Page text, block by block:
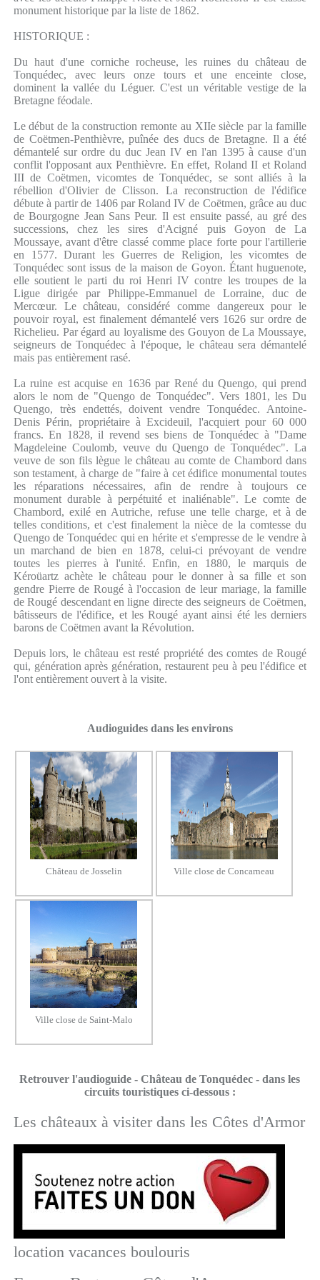
monument historique par la liste de 1862.
HISTORIQUE :
Du haut d'une corniche rocheuse, les ruines du château de
Tonquédec, avec leurs onze tours et une enceinte close,
dominent la vallée du Léguer. C'est un véritable vestige de la
Bretagne féodale.
Le début de la construction remonte au XIIe siècle par la famille
de Coëtmen-Penthièvre, puînée des ducs de Bretagne. Il a été
démantelé sur ordre du duc Jean IV en l'an 1395 à cause d'un
conflit l'opposant aux Penthièvre. En effet, Roland II et Roland
III de Coëtmen, vicomtes de Tonquédec, se sont alliés à la
rébellion d'Olivier de Clisson. La reconstruction de l'édifice
débute à partir de 1406 par Roland IV de Coëtmen, grâce au duc
de Bourgogne Jean Sans Peur. Il est ensuite passé, au gré des
successions, chez les sires d'Acigné puis Goyon de La
Moussaye, avant d'être classé comme place forte pour l'artillerie
en 1577. Durant les Guerres de Religion, les vicomtes de
Tonquédec sont issus de la maison de Goyon. Étant huguenote,
elle soutient le parti du roi Henri IV contre les troupes de la
Ligue dirigée par Philippe-Emmanuel de Lorraine, duc de
Mercœur. Le château, considéré comme dangereux pour le
pouvoir royal, est finalement démantelé vers 1626 sur ordre de
Richelieu. Par égard au loyalisme des Gouyon de La Moussaye,
seigneurs de Tonquédec à l'époque, le château sera démantelé
mais pas entièrement rasé.
La ruine est acquise en 1636 par René du Quengo, qui prend
alors le nom de "Quengo de Tonquédec". Vers 1801, les Du
Quengo, très endettés, doivent vendre Tonquédec. Antoine-
Denis Périn, propriétaire à Excideuil, l'acquiert pour 60 000
francs. En 1828, il revend ses biens de Tonquédec à "Dame
Magdeleine Coulomb, veuve du Quengo de Tonquédec". La
veuve de son fils lègue le château au comte de Chambord dans
son testament, à charge de "faire à cet édifice monumental toutes
les réparations nécessaires, afin de rendre à toujours ce
monument durable à perpétuité et inaliénable". Le comte de
Chambord, exilé en Autriche, refuse une telle charge, et à de
telles conditions, et c'est finalement la nièce de la comtesse du
Quengo de Tonquédec qui en hérite et s'empresse de le vendre à
un marchand de bien en 1878, celui-ci prévoyant de vendre
toutes les pierres à l'unité. Enfin, en 1880, le marquis de
Kéroüartz achète le château pour le donner à sa fille et son
gendre Pierre de Rougé à l'occasion de leur mariage, la famille
de Rougé descendant en ligne directe des seigneurs de Coëtmen,
bâtisseurs de l'édifice, et les Rougé ayant ainsi été les derniers
barons de Coëtmen avant la Révolution.
Depuis lors, le château est resté propriété des comtes de Rougé
qui, génération après génération, restaurent peu à peu l'édifice et
l'ont entièrement ouvert à la visite.
Audioguides dans les environs
Château de Josselin Ville close de Concarneau
Ville close de Saint-Malo
Retrouver l'audioguide - Château de Tonquédec - dans les
circuits touristiques ci-dessous :
Les châteaux à visiter dans les Côtes d'Armor
location vacances boulouris